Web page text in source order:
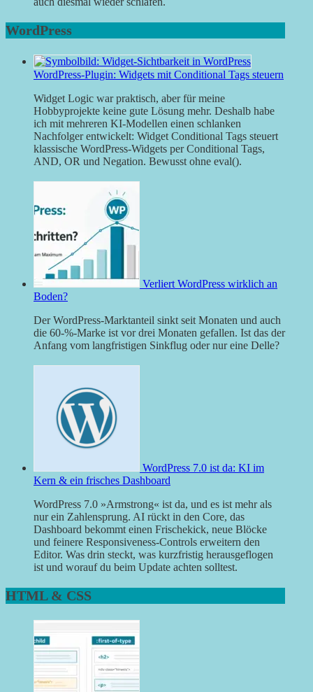
WordPress
WordPress-Plugin: Widgets mit Conditional Tags steuern
Widget Logic war praktisch, aber für meine
Hobbyprojekte keine gute Lösung mehr. Deshalb habe
ich mit mehreren KI-Modellen einen schlanken
Nachfolger entwickelt: Widget Conditional Tags steuert
klassische WordPress-Widgets per Conditional Tags,
AND, OR und Negation. Bewusst ohne eval().
Verliert WordPress wirklich an
Boden?
Der WordPress-Marktanteil sinkt seit Monaten und auch
die 60-%-Marke ist vor drei Monaten gefallen. Ist das der
Anfang vom langfristigen Sinkflug oder nur eine Delle?
WordPress 7.0 ist da: KI im
Kern & ein frisches Dashboard
WordPress 7.0 »Armstrong« ist da, und es ist mehr als
nur ein Zahlensprung. AI rückt in den Core, das
Dashboard bekommt einen Frischekick, neue Blöcke
und feinere Responsiveness-Controls erweitern den
Editor. Was drin steckt, was kurzfristig herausgeflogen
ist und worauf du beim Update achten solltest.
HTML & CSS